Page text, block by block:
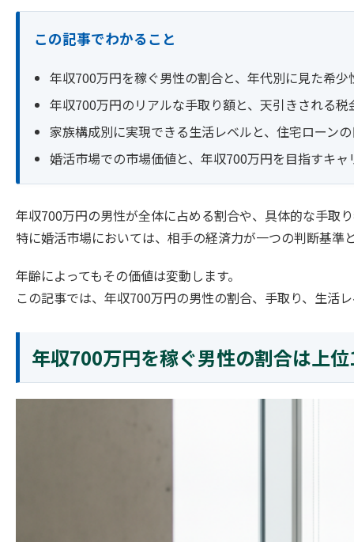
この記事でわかること
年収700万円を稼ぐ男性の割合と、年代別に見た希少
年収700万円のリアルな手取り額と、天引きされる税
家族構成別に実現できる生活レベルと、住宅ローン
婚活市場での市場価値と、年収700万円を目指すキャ
年収700万円の男性が全体に占める割合や、具体的な手取
特に婚活市場においては、相手の経済力が一つの判断基
年齢によってもその価値は変動します。
この記事では、年収700万円の男性の割合、手取り、生活
年収700万円を稼ぐ男性の割合は上